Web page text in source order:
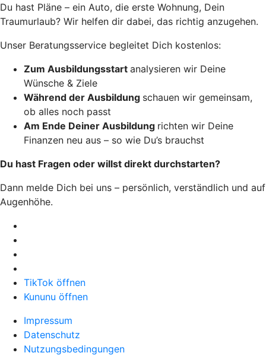
Du hast Pläne – ein Auto, die erste Wohnung, Dein
Traumurlaub? Wir helfen dir dabei, das richtig anzugehen.
Unser Beratungsservice begleitet Dich kostenlos:
Zum Ausbildungsstart analysieren wir Deine
Wünsche & Ziele
Während der Ausbildung schauen wir gemeinsam,
ob alles noch passt
Am Ende Deiner Ausbildung richten wir Deine
Finanzen neu aus – so wie Du’s brauchst
Du hast Fragen oder willst direkt durchstarten?
Dann melde Dich bei uns – persönlich, verständlich und auf
Augenhöhe.
TikTok öffnen
Kununu öffnen
Impressum
Datenschutz
Nutzungsbedingungen